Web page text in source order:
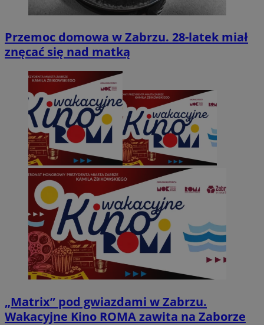
Przemoc domowa w Zabrzu. 28-latek miał
znęcać się nad matką
„Matrix” pod gwiazdami w Zabrzu.
Wakacyjne Kino ROMA zawita na Zaborze